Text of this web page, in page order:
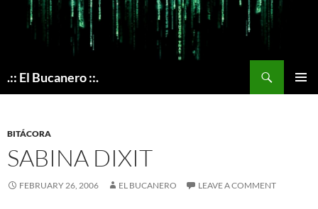
content
.:: El Bucanero ::.
BITÁCORA
SABINA DIXIT
FEBRUARY 26, 2006 EL BUCANERO LEAVE A COMMENT